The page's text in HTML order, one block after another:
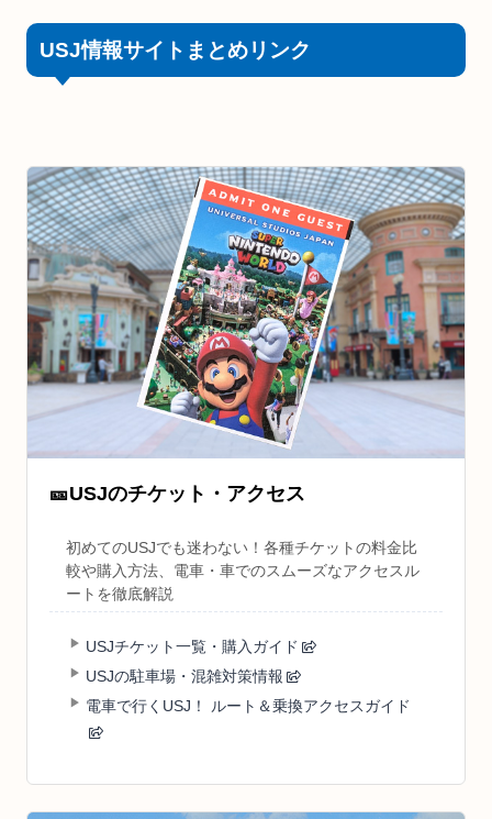
USJ情報サイトまとめリンク
🎫USJのチケット・アクセス
初めてのUSJでも迷わない！各種チケットの料金比
較や購入方法、電車・車でのスムーズなアクセスル
ートを徹底解説
USJチケット一覧・購入ガイド
USJの駐車場・混雑対策情報
電車で行くUSJ！ ルート＆乗換アクセスガイド